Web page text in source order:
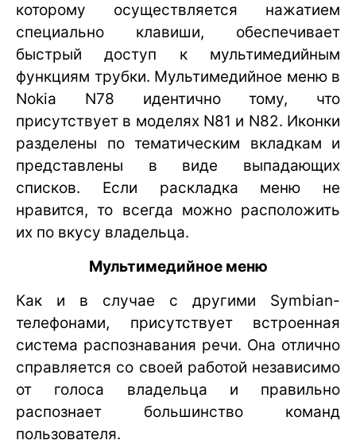
которому осуществляется нажатием
специально клавиши, обеспечивает
быстрый доступ к мультимедийным
функциям трубки. Мультимедийное меню в
Nokia N78 идентично тому, что
присутствует в моделях N81 и N82. Иконки
разделены по тематическим вкладкам и
представлены в виде выпадающих
списков. Если раскладка меню не
нравится, то всегда можно расположить
их по вкусу владельца.
Мультимедийное меню
Как и в случае с другими Symbian-
телефонами, присутствует встроенная
система распознавания речи. Она отлично
справляется со своей работой независимо
от голоса владельца и правильно
распознает большинство команд
пользователя.